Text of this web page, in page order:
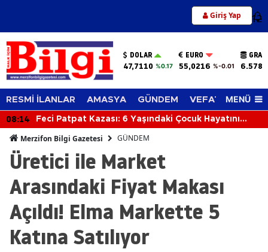
Giriş Yap 12
DOLAR
47,7110 %0.17
EURO
55,0216 %-0.01
RESMİ İLANLAR AMASYA GÜNDEM VEFAT EDENLER
MENÜ
08:14
Feci Patpat Kazası: 6 Yaşındaki Çocuk Hayatını
Merzifon Bilgi Gazetesi GÜNDEM
Üretici ile Market
Arasındaki Fiyat Makası
Açıldı! Elma Markette 5
Katına Satılıyor